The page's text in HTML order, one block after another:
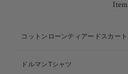
Item
コットンローンティアードスカート
ドルマンTシャツ